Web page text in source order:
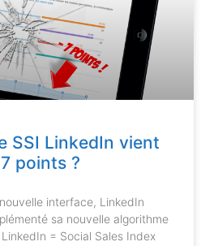
SSI LinkedIn vient
points ?
interface, LinkedIn
sa nouvelle algorithme
= Social Sales Index